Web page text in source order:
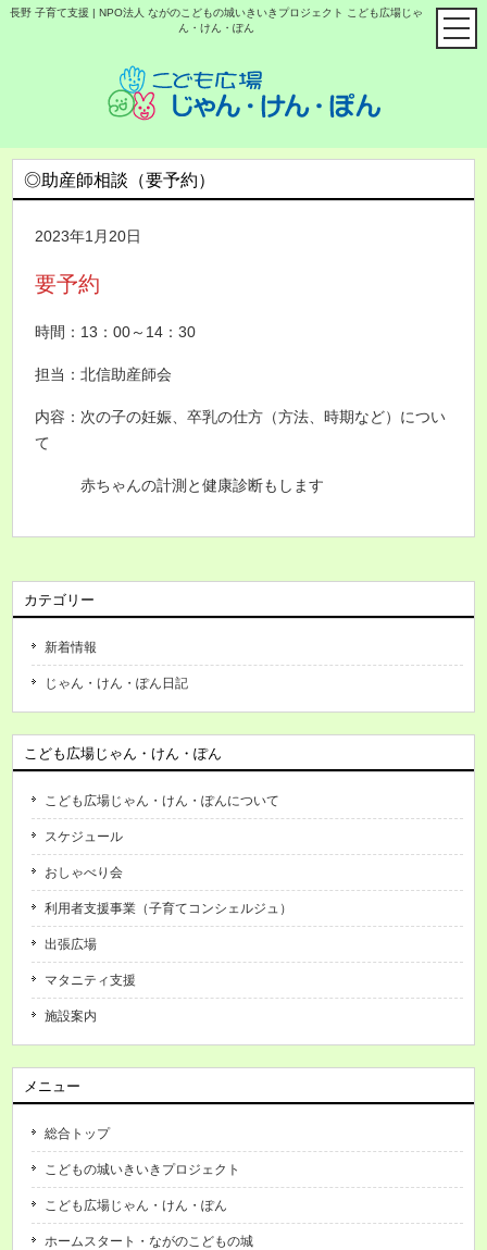
長野 子育て支援 | NPO法人 ながのこどもの城いきいきプロジェクト こども広場じゃ
ん・けん・ぽん
◎助産師相談（要予約）
2023年1月20日
要予約
時間：13：00～14：30
担当：北信助産師会
内容：次の子の妊娠、卒乳の仕方（方法、時期など）につい
て
赤ちゃんの計測と健康診断もします
カテゴリー
新着情報
じゃん・けん・ぽん日記
こども広場じゃん・けん・ぽん
こども広場じゃん・けん・ぽんについて
スケジュール
おしゃべり会
利用者支援事業（子育てコンシェルジュ）
出張広場
マタニティ支援
施設案内
メニュー
総合トップ
こどもの城いきいきプロジェクト
こども広場じゃん・けん・ぽん
ホームスタート・ながのこどもの城